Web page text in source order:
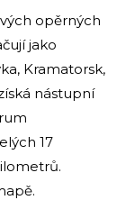
opěrných
jako
Kramatorsk,
nástupní
17